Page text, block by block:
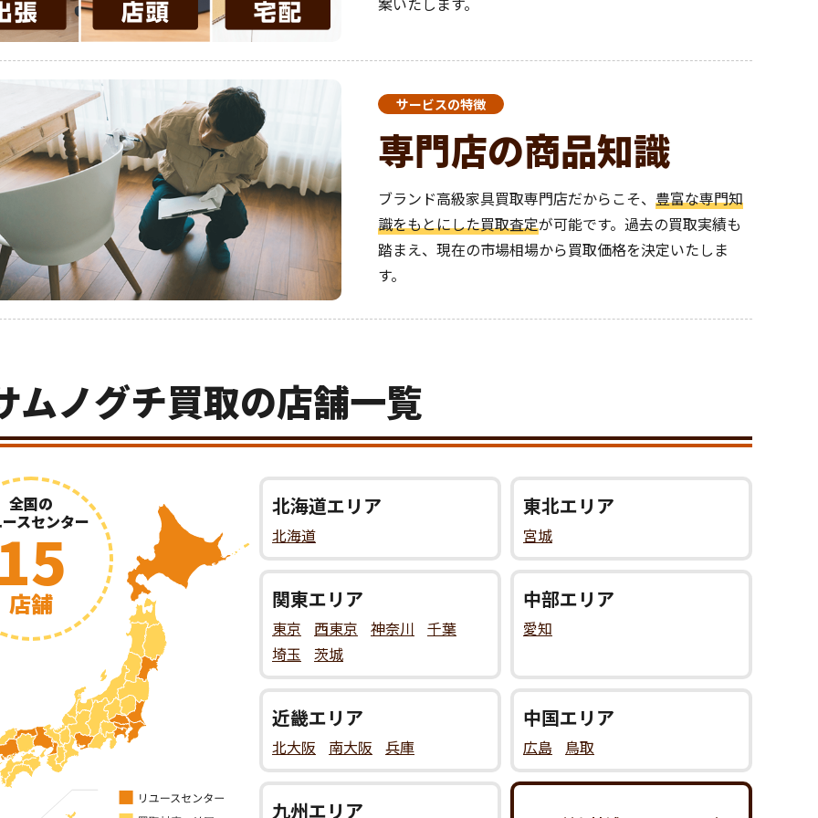
サービスの特徴
専門店の商品知識
ブランド高級家具買取専門店だからこそ、 豊富な専門知
識をもとにした買取査定が可能です。過去の買取実績も
踏まえ、現在の市場相場から買取価格を決定いたしま
す。
ムノグチ買取の店舗一覧
全国の
スセンター
店舗
北海道エリア
北海道
東北エリア
宮城
関東エリア
東京 西東京 神奈川
千葉
埼玉
茨城
中部エリア
愛知
近畿エリア
北大阪 南大阪 兵庫
中国エリア
広島 鳥取
九州エリア